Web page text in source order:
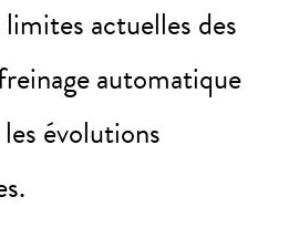
limites actuelles des
automatique
évolutions